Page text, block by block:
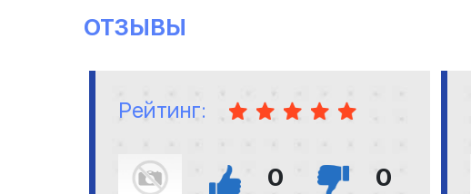
ОТЗЫВЫ
Рейтинг:
0 0